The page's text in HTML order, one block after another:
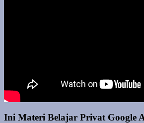
Ini Materi Belajar Privat Google